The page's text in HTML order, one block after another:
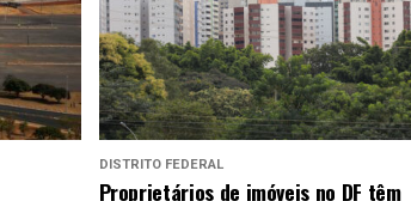
DISTRITO FEDERAL
Proprietários de imóveis no DF têm